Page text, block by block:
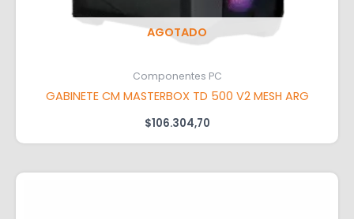
AGOTADO
Componentes PC
GABINETE CM MASTERBOX TD 500 V2 MESH ARG
$106.304,70